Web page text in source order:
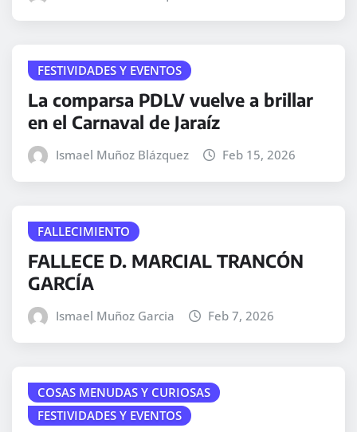
FESTIVIDADES Y EVENTOS
La comparsa PDLV vuelve a brillar
en el Carnaval de Jaraíz
Ismael Muñoz Blázquez Feb 15, 2026
FALLECIMIENTO
FALLECE D. MARCIAL TRANCÓN
GARCÍA
Ismael Muñoz Garcia Feb 7, 2026
COSAS MENUDAS Y CURIOSAS
FESTIVIDADES Y EVENTOS